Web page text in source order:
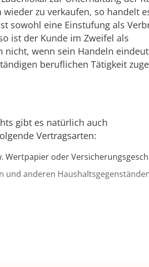
zu verkaufen, so handelt
sowohl eine Einstufung als
ist der Kunde im Zweifel als
nicht, wenn sein Handeln
beruflichen Tätigkeit
gibt es natürlich auch
Vertragsarten:
Wertpapier oder
und anderen